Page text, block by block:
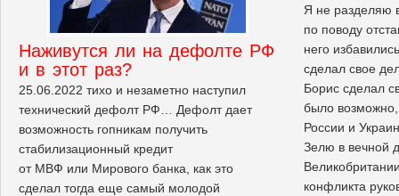
Я не разделяю
по поводу
него
сделал свое
Борис сделал
было
России и
Зелю в вечной
конфликта
Наживутся ли на дефолте РФ
и в этот раз?
25.06.2022 тихо и незаметно наступил
технический дефолт РФ… Дефолт дает
возможность гопникам получить
стабилизационный кредит
от МВФ или Мирового банка, как это
сделал тогда еще самый молодой